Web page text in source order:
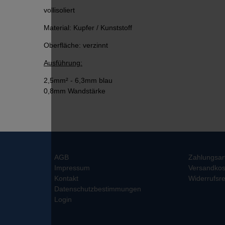
vollisoliert
Material: Kupfer / Kunststoff
Oberfläche: verzinnt
Ausführung:
2,5mm² - 6,3mm blau
0,8mm Wandstärke
AGB
Impressum
Kontakt
Datenschutzbestimmungen
Login